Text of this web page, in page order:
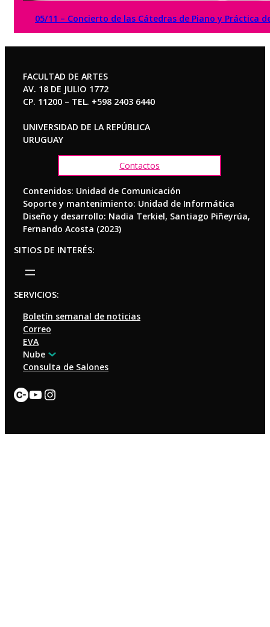
05/11 – Concierto de las Cátedras de Piano y Práctica
FACULTAD DE ARTES
AV. 18 DE JULIO 1772
CP. 11200 – TEL. +598 2403 6440
UNIVERSIDAD DE LA REPÚBLICA
URUGUAY
Contactos
Contenidos: Unidad de Comunicación
Soporte y mantenimiento: Unidad de Informática
Diseño y desarrollo: Nadia Terkiel, Santiago Piñeyrúa,
Fernando Acosta (2023)
SITIOS DE INTERÉS:
SERVICIOS:
Boletín semanal de noticias
Correo
EVA
Nube
Consulta de Salones
Enlace
YouTube
Instagram